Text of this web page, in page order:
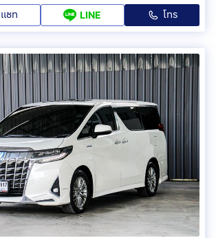
แชท LINE โทร